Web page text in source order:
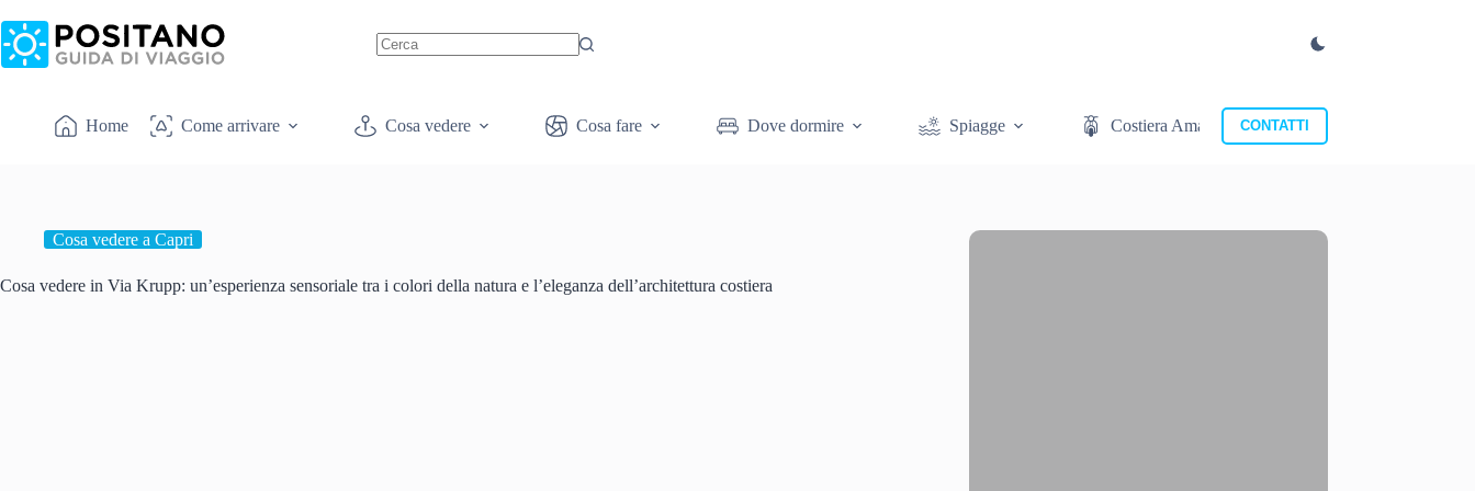
al
contenuto
Home Come arrivare Cosa vedere Cosa fare Dove dormire Spiagge Costiera AmalfitanaCONTATTI
Cosa vedere a Capri
Cosa vedere in Via Krupp: un’esperienza sensoriale tra i colori della natura e l’eleganza dell’architettura costiera